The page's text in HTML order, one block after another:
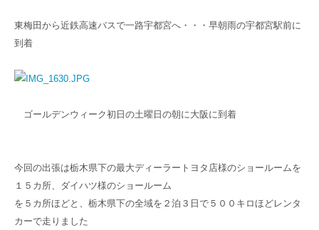
東梅田から近鉄高速バスで一路宇都宮へ・・・早朝雨の宇都宮駅前に
到着
ゴールデンウィーク初日の土曜日の朝に大阪に到着
今回の出張は栃木県下の最大ディーラートヨタ店様のショールームを
１５カ所、ダイハツ様のショールーム
を５カ所ほどと、栃木県下の全域を２泊３日で５００キロほどレンタ
カーで走りました